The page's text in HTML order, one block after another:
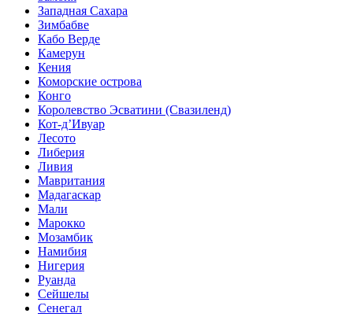
Западная Сахара
Зимбабве
Кабо Верде
Камерун
Кения
Коморские острова
Конго
Королевство Эсватини (Свазиленд)
Кот-д’Ивуар
Лесото
Либерия
Ливия
Мавритания
Мадагаскар
Мали
Марокко
Мозамбик
Намибия
Нигерия
Руанда
Сейшелы
Сенегал